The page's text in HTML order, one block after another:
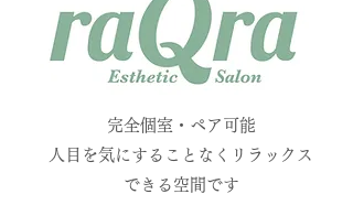
​​完全個室・ペア可能
人目を気にすることなくリラックス
できる空間です